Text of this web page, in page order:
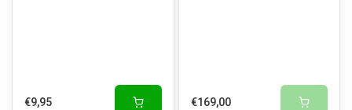
€9,95 €169,00